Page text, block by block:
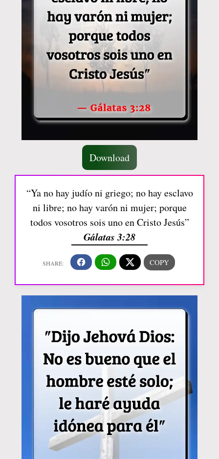
Download
“Ya no hay judío ni griego; no hay esclavo
ni libre; no hay varón ni mujer; porque
todos vosotros sois uno en Cristo Jesús”
Gálatas 3:28